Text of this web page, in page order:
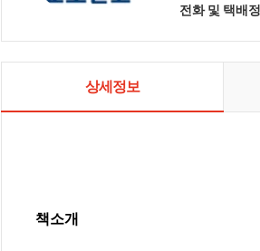
전화 및 택배
상세정보
책소개